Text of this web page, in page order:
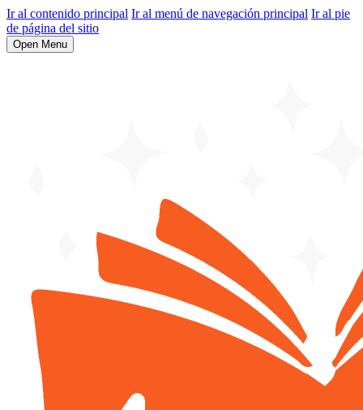
Ir al contenido principal Ir al menú de navegación principal Ir al pie
de página del sitio
Open Menu